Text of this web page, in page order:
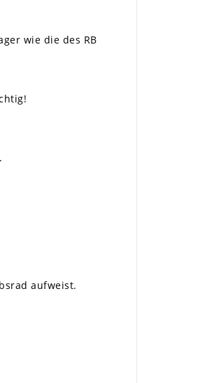
wie die des RB
aufweist.